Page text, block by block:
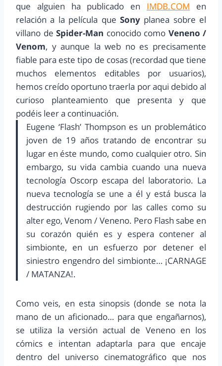
que alguien ha publicado en IMDB.COM en
relación a la película que Sonyplanea sobre el
villano de Spider-Man conocido como Veneno /
Venom, y aunque la web no es precisamente
fiable para este tipo de cosas (recordad que tiene
muchos elementos editables por usuarios),
hemos creído oportuno traerla por aqui debido al
curioso planteamiento que presenta y que
podéis leer a continuación.
Eugene ‘Flash’ Thompson es un problemático
joven de 19 años tratando de encontrar su
lugar en éste mundo, como cualquier otro. Sin
embargo, su vida cambia cuando una nueva
tecnología Oscorp escapa del laboratorio. La
nueva tecnología se une a él y está busca la
destrucción rugiendo por las calles como su
alter ego, Venom / Veneno. Pero Flash sabe en
su corazón quién es y espera contener al
simbionte, en un esfuerzo por detener el
siniestro engendro del simbionte… ¡CARNAGE
/ MATANZA!.
Como veis, en esta sinopsis (donde se nota la
mano de un aficionado… para que engañarnos),
se utiliza la versión actual de Veneno en los
cómics e intentan adaptarla para que encaje
dentro del universo cinematográfico que nos